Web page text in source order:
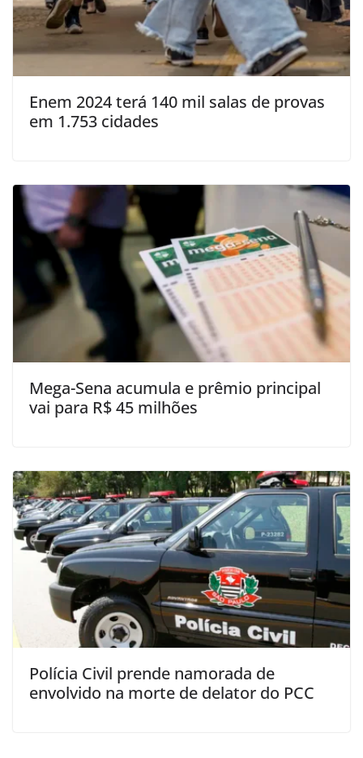
Enem 2024 terá 140 mil salas de provas
em 1.753 cidades
Mega-Sena acumula e prêmio principal
vai para R$ 45 milhões
Polícia Civil prende namorada de
envolvido na morte de delator do PCC